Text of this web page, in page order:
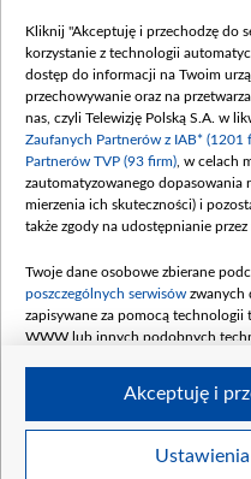
(wpłata wrzesień
mln, listopad 265
Dofinansowanie 48
Data podpisania
(wpłata grudzień
Dofinansowanie
Data podpisania
kwiecień 180 mln,
czerwca 90 mln)
Dofinansowanie
4 sierpnia 250 mln
Kliknij "Akceptuję i przechodzę do
korzystanie z technologii
dostęp do informacji na Twoim
przechowywanie oraz na
nas, czyli Telewizję Polską S.A. w
Zaufanych Partnerów z IAB* (1201
Partnerów TVP (93 firm) , w celach
zautomatyzowanego dopasowania
mierzenia ich skuteczności) i
także zgody na udostępnianie
Twoje dane osobowe zbierane
poszczególnych serwisów zwanych
zapisywane za pomocą
WWW lub innych podobnych
Twoje dane osobowe zbierane
Akceptuję i